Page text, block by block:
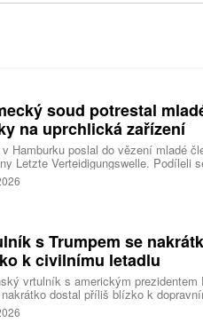
soud potrestal
na uprchlická zařízení
Hamburku poslal do vězení mladé
Letzte Verteidigungswelle. Podíleli
zařízením a levicovým
s Trumpem se
k civilnímu letadlu
vrtulník s americkým prezidentem
dostal příliš blízko k
z washingtonského letiště
Federální úřad pro letectví (FAA).